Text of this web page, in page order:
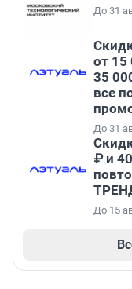
До 31
от 15
35
все
До 31
₽ и
До 15